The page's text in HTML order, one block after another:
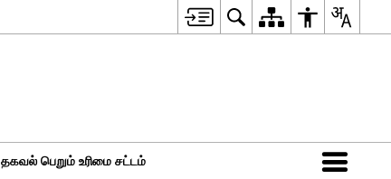
தகவல் பெறும் உரிமை சட்டம்